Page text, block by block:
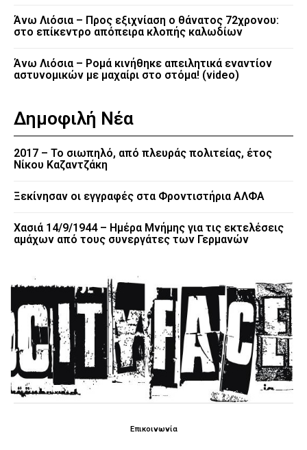
Άνω Λιόσια – Προς εξιχνίαση ο θάνατος 72χρονου:
στο επίκεντρο απόπειρα κλοπής καλωδίων
Άνω Λιόσια – Ρομά κινήθηκε απειλητικά εναντίον
αστυνομικών με μαχαίρι στο στόμα! (video)
Δημοφιλή Νέα
2017 – Το σιωπηλό, από πλευράς πολιτείας, έτος
Νίκου Καζαντζάκη
Ξεκίνησαν οι εγγραφές στα Φροντιστήρια ΑΛΦΑ
Χασιά 14/9/1944 – Ημέρα Μνήμης για τις εκτελέσεις
αμάχων από τους συνεργάτες των Γερμανών
Επικοινωνία